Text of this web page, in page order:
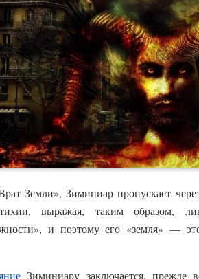
Земли», Зиминиар пропускает
выражая, таким образом,
и поэтому его «земля» —
Зиминиару заключается, прежде